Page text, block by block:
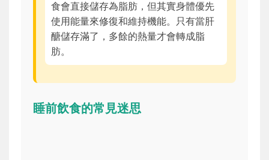
食會直接儲存為脂肪，但其實身體優先
使用能量來修復和維持機能。只有當肝
醣儲存滿了，多餘的熱量才會轉成脂
肪。
睡前飲食的常見迷思